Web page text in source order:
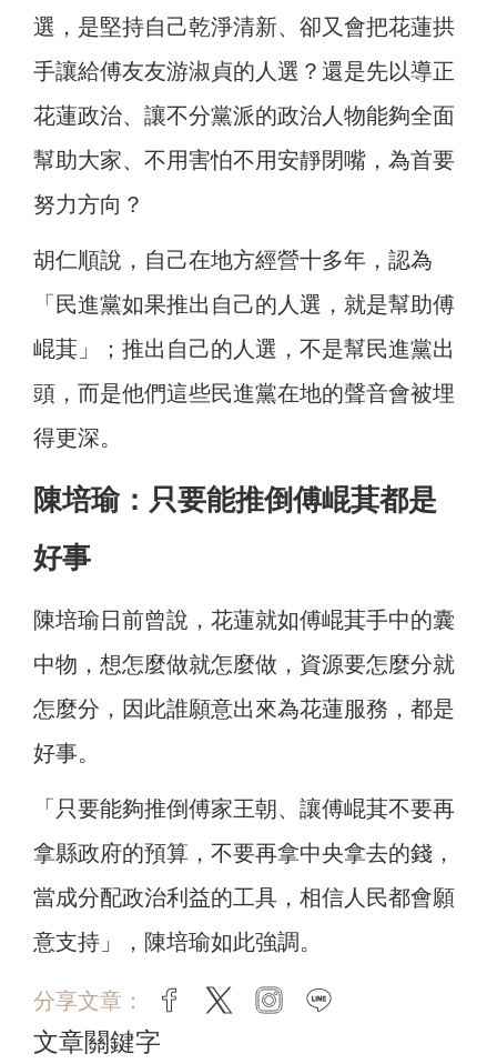
選，是堅持自己乾淨清新、卻又會把花蓮拱
手讓給傅友友游淑貞的人選？還是先以導正
花蓮政治、讓不分黨派的政治人物能夠全面
幫助大家、不用害怕不用安靜閉嘴，為首要
努力方向？
胡仁順說，自己在地方經營十多年，認為
「民進黨如果推出自己的人選，就是幫助傅
崐萁」；推出自己的人選，不是幫民進黨出
頭，而是他們這些民進黨在地的聲音會被埋
得更深。
陳培瑜：只要能推倒傅崐萁都是
好事
陳培瑜日前曾說，花蓮就如傅崐萁手中的囊
中物，想怎麼做就怎麼做，資源要怎麼分就
怎麼分，因此誰願意出來為花蓮服務，都是
好事。
「只要能夠推倒傅家王朝、讓傅崐萁不要再
拿縣政府的預算，不要再拿中央拿去的錢，
當成分配政治利益的工具，相信人民都會願
意支持」，陳培瑜如此強調。
分享文章： facebook
twitter instagram
文章關鍵字